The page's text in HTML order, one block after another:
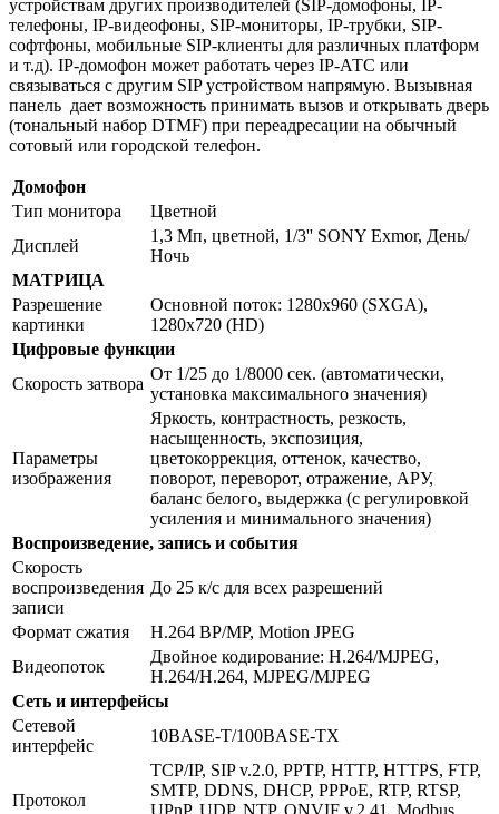
устройствам других производителей (SIP-домофоны, IP-
телефоны, IP-видеофоны, SIP-мониторы, IP-трубки, SIP-
софтфоны, мобильные SIP-клиенты для различных платформ
и т.д). IP-домофон может работать через IP-АТС или
связываться с другим SIP устройством напрямую. Вызывная
панель дает возможность принимать вызов и открывать дверь
(тональный набор DTMF) при переадресации на обычный
сотовый или городской телефон.
Домофон
Тип монитора
Цветной
Дисплей
1,3 Мп, цветной, 1/3'' SONY Exmor, День/
Ночь
МАТРИЦА
Разрешение
картинки
Основной поток: 1280x960 (SXGA),
1280x720 (HD)
Цифровые функции
Скорость затвора
От 1/25 до 1/8000 сек. (автоматически,
установка максимального значения)
Параметры
изображения
Яркость, контрастность, резкость,
насыщенность, экспозиция,
цветокоррекция, оттенок, качество,
поворот, переворот, отражение, АРУ,
баланс белого, выдержка (с регулировкой
усиления и минимального значения)
Воспроизведение, запись и события
Скорость
воспроизведения
записи
До 25 к/с для всех разрешений
Формат сжатия
H.264 BP/MP, Motion JPEG
Видеопоток
Двойное кодирование: Н.264/MJPEG,
H.264/H.264, MJPEG/MJPEG
Сеть и интерфейсы
Сетевой
интерфейс
10BASE-T/100BASE-TX
Протокол
TCP/IP, SIP v.2.0, PPTP, HTTP, HTTPS, FTP,
SMTP, DDNS, DHCP, PPPoE, RTP, RTSP,